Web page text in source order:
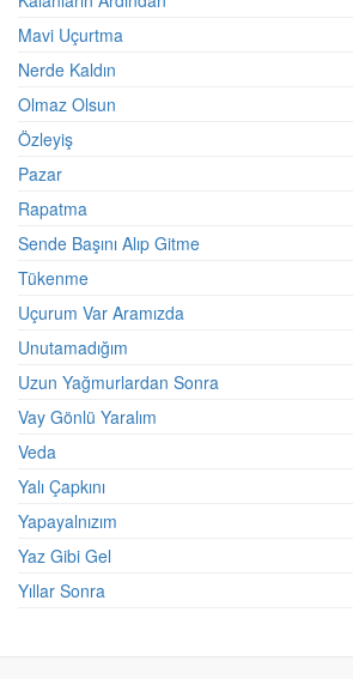
Mavi Uçurtma
Nerde Kaldın
Olmaz Olsun
Özleyiş
Pazar
Rapatma
Sende Başını Alıp Gitme
Tükenme
Uçurum Var Aramızda
Unutamadığım
Uzun Yağmurlardan Sonra
Vay Gönlü Yaralım
Veda
Yalı Çapkını
Yapayalnızım
Yaz Gibi Gel
Yıllar Sonra